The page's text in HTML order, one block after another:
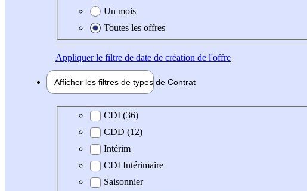
Un mois
Toutes les offres
Appliquerle filtre de date de création de l'offre
Afficher les filtres de types de Contrat
Type de contratCDI (36)
CDD (12)
Intérim
CDI Intérimaire
Saisonnier